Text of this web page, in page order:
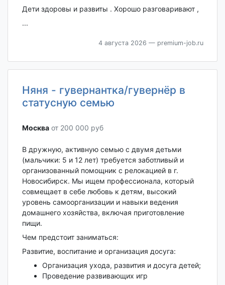
Дети здоровы и развиты . Хорошо разговаривают ,
...
4 августа 2026 — premium-job.ru
Няня - гувернантка/гувернёр в
статусную семью
Москва‎ от 200 000 руб
В дружную, активную семью с двумя детьми
(мальчики: 5 и 12 лет) требуется заботливый и
организованный помощник с релокацией в г.
Новосибирск. Мы ищем профессионала, который
совмещает в себе любовь к детям, высокий
уровень самоорганизации и навыки ведения
домашнего хозяйства, включая приготовление
пищи.
Чем предстоит заниматься:
Развитие, воспитание и организация досуга:
Организация ухода, развития и досуга детей;
Проведение развивающих игр